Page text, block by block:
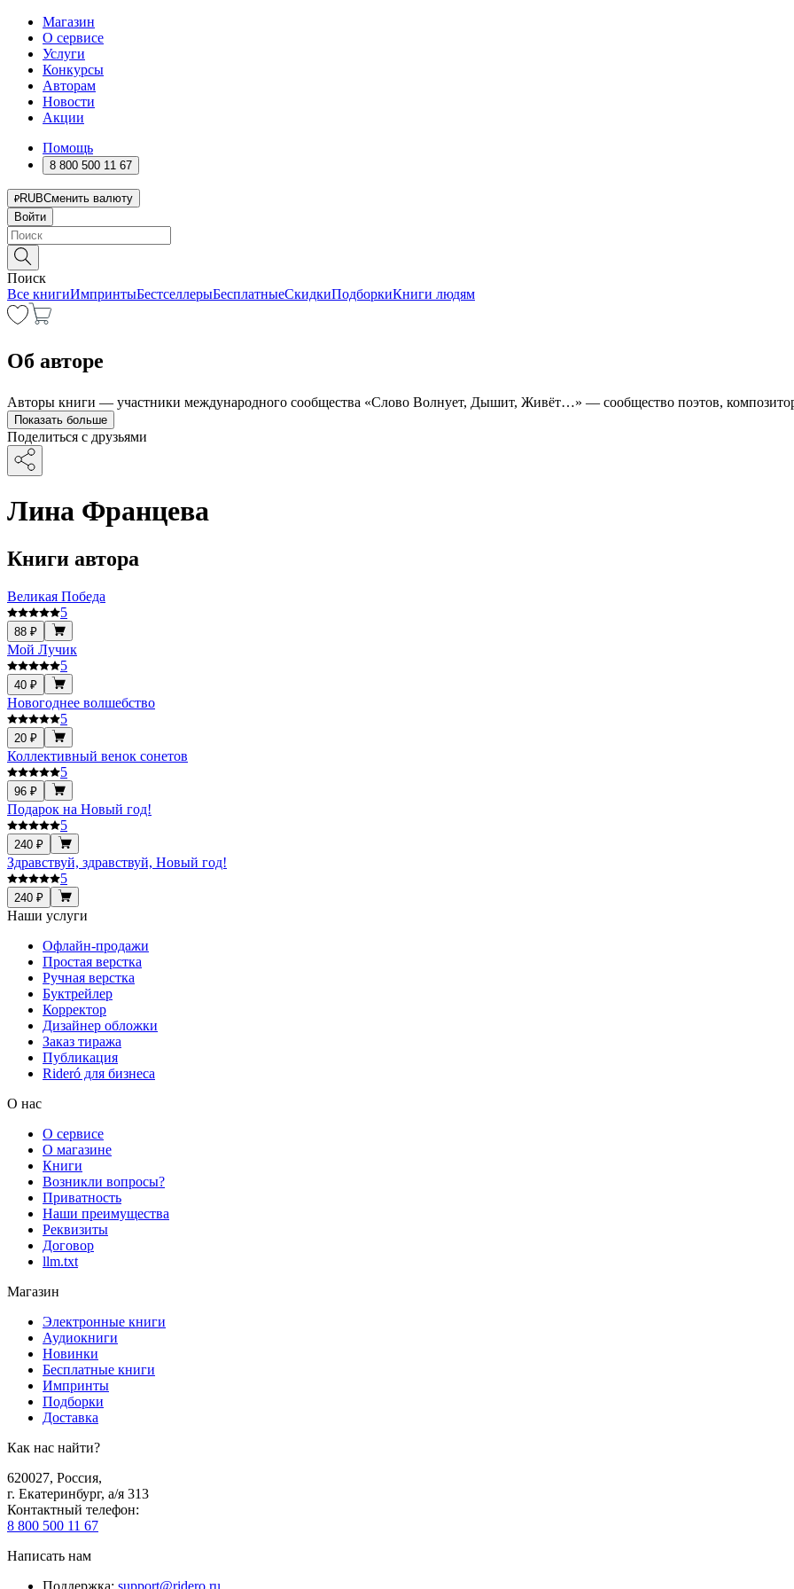
Магазин
О сервисе
Услуги
Конкурсы
Авторам
Новости
Акции
Помощь
8 800 500 11 67
RUBСменить валюту
Войти
Поиск
Все книгиИмпринтыБестселлерыБесплатныеСкидкиПодборкиКниги людям
Об авторе
Авторы книги — участники международного сообщества «Слово Волнует, Дышит, Живёт…» — сообщество поэтов,
Показать больше
Поделиться с друзьями
Лина Францева
Книги автора
Великая Победа
5
88 ₽
Мой Лучик
5
40 ₽
Новогоднее волшебство
5
20 ₽
Коллективный венок сонетов
5
96 ₽
Подарок на Новый год!
5
240 ₽
Здравствуй, здравствуй, Новый год!
5
240 ₽
Наши услуги
Офлайн-продажи
Простая верстка
Ручная верстка
Буктрейлер
Корректор
Дизайнер обложки
Заказ тиража
Публикация
Rideró для бизнеса
О нас
О сервисе
О магазине
Книги
Возникли вопросы?
Приватность
Наши преимущества
Реквизиты
Договор
llm.txt
Магазин
Электронные книги
Аудиокниги
Новинки
Бесплатные книги
Импринты
Подборки
Доставка
Как нас найти?
620027, Россия,
г. Екатеринбург, а/я 313
Контактный телефон:
8 800 500 11 67
Написать нам
Поддержка: support@ridero.ru